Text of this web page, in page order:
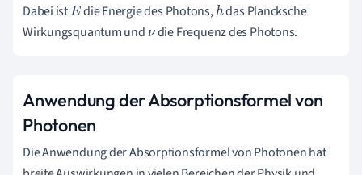
Dabei istE die Energie des Photons,hdas Plancksche
Wirkungsquantum undνdie Frequenz des Photons.
Anwendung der Absorptionsformel von
Photonen
Die Anwendung der Absorptionsformel von Photonen hat